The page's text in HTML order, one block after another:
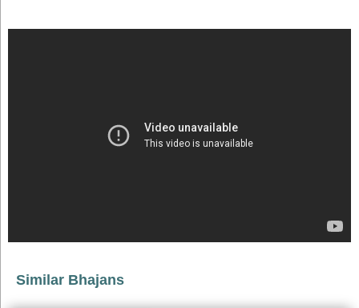
विविध
miscellaneous
bhajans
Similar Bhajans